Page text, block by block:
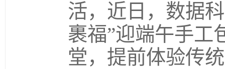
活，近日，数据
裹福”迎端午手工
堂，提前体验传